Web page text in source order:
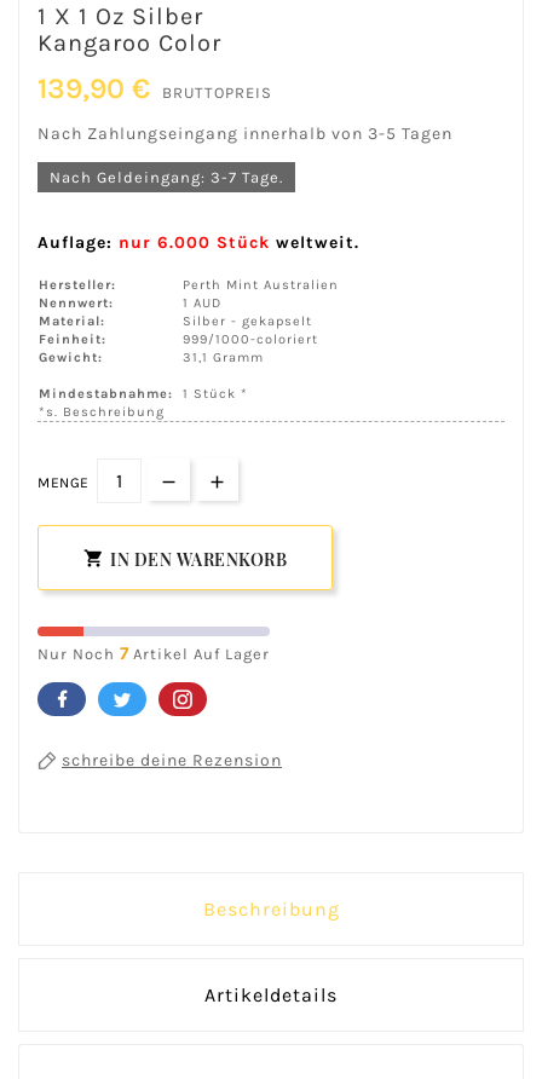
1 X 1 Oz Silber
Kangaroo Color
139,90 € BRUTTOPREIS
Nach Zahlungseingang innerhalb von 3-5 Tagen
Nach Geldeingang: 3-7 Tage.
Auflage: nur 6.000 Stück weltweit.
Hersteller:
Perth Mint Australien
Nennwert:
1 AUD
Material:
Silber - gekapselt
Feinheit:
999/1000-coloriert
Gewicht:
31,1 Gramm
Mindestabnahme:
1 Stück *
*s. Beschreibung
MENGE
 IN DEN WARENKORB
Nur Noch 7Artikel Auf Lager
schreibe deine Rezension
Beschreibung
Artikeldetails